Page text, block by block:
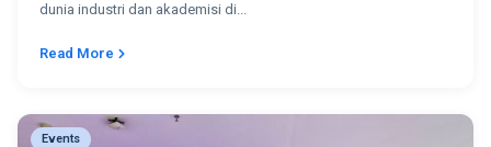
dunia industri dan akademisi di...
Read More
Events